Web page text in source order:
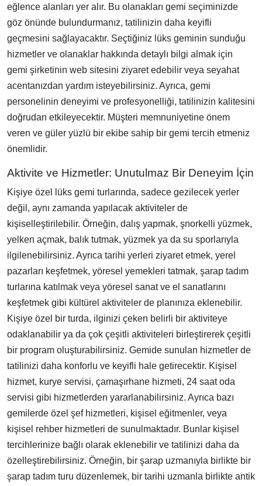
eğlence alanları yer alır. Bu olanakları gemi seçiminizde
göz önünde bulundurmanız, tatilinizin daha keyifli
geçmesini sağlayacaktır. Seçtiğiniz lüks geminin sunduğu
hizmetler ve olanaklar hakkında detaylı bilgi almak için
gemi şirketinin web sitesini ziyaret edebilir veya seyahat
acentanızdan yardım isteyebilirsiniz. Ayrıca, gemi
personelinin deneyimi ve profesyonelliği, tatilinizin kalitesini
doğrudan etkileyecektir. Müşteri memnuniyetine önem
veren ve güler yüzlü bir ekibe sahip bir gemi tercih etmeniz
önemlidir.
Aktivite ve Hizmetler: Unutulmaz Bir Deneyim İçin
Kişiye özel lüks gemi turlarında, sadece gezilecek yerler
değil, aynı zamanda yapılacak aktiviteler de
kişiselleştirilebilir. Örneğin, dalış yapmak, şnorkelli yüzmek,
yelken açmak, balık tutmak, yüzmek ya da su sporlarıyla
ilgilenebilirsiniz. Ayrıca tarihi yerleri ziyaret etmek, yerel
pazarları keşfetmek, yöresel yemekleri tatmak, şarap tadım
turlarına katılmak veya yöresel sanat ve el sanatlarını
keşfetmek gibi kültürel aktiviteler de planınıza eklenebilir.
Kişiye özel bir turda, ilginizi çeken belirli bir aktiviteye
odaklanabilir ya da çok çeşitli aktiviteleri birleştirerek çeşitli
bir program oluşturabilirsiniz. Gemide sunulan hizmetler de
tatilinizi daha konforlu ve keyifli hale getirecektir. Kişisel
hizmet, kurye servisi, çamaşırhane hizmeti, 24 saat oda
servisi gibi hizmetlerden yararlanabilirsiniz. Ayrıca bazı
gemilerde özel şef hizmetleri, kişisel eğitmenler, veya
kişisel rehber hizmetleri de sunulmaktadır. Bunlar kişisel
tercihlerinize bağlı olarak eklenebilir ve tatilinizi daha da
özelleştirebilirsiniz. Örneğin, bir şarap uzmanıyla birlikte bir
şarap tadım turu düzenlemek, bir tarihi uzmanla birlikte antik